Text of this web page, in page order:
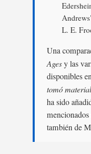
L. E.
Una
Agesy las
disponibles
tomó
ha sido
también de